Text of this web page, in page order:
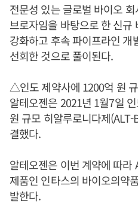
전문성 있는 글로벌 바이오
브로자임을 바탕으로 한 신
강화하고 후속 파이프라인
선회한 것으로 풀이된다.
△인도 제약사에 1200억 원
알테오젠은 2021년 1월7일
원 규모 히알루로니다제
결했다.
알테오젠은 이번 계약에 따라
제품인 인타스의 바이오의약
발한다.